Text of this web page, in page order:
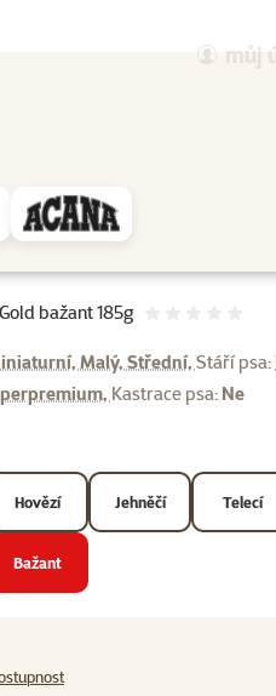
můj
bažant 185g
Malý, Střední, Stáří psa:
Kastrace psa: Ne
Hovězí Jehněčí Telecí
Bažant